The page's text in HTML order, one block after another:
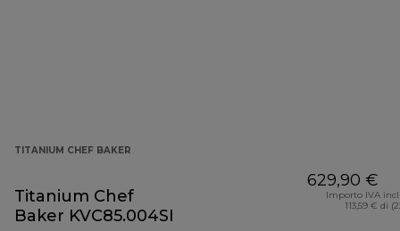
TITANIUM CHEF BAKER
Titanium Chef
Baker KVC85.004SI
629,90 €
Importo IVA
113,59 € di